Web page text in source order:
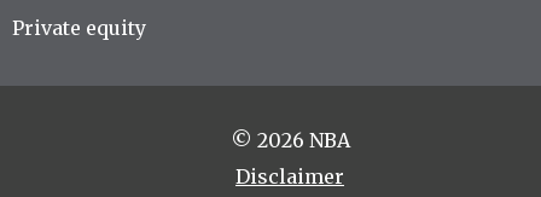
Private equity
© 2026 NBA
Disclaimer